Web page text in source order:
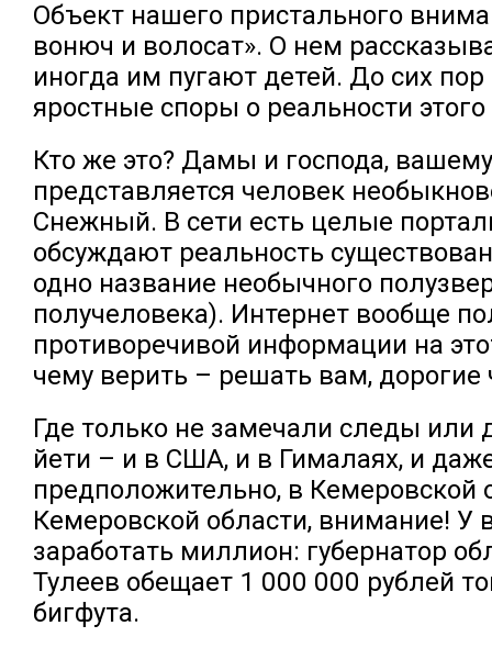
Объект нашего пристального
вонюч и волосат». О нем
иногда им пугают детей. До сих пор
яростные споры о реальности
Кто же это? Дамы и господа,
представляется человек
Снежный. В сети есть целые
обсуждают реальность
одно название необычного
получеловека). Интернет вообще
противоречивой информации на
чему верить – решать вам, дорогие
Где только не замечали следы или
йети – и в США, и в Гималаях, и
предположительно, в Кемеровской
Кемеровской области, внимание! У
заработать миллион: губернатор
Тулеев обещает 1 000 000 рублей
бигфута.